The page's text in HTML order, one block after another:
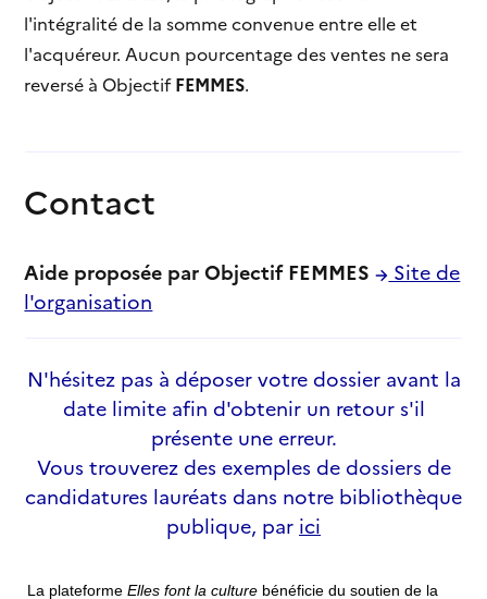
l'intégralité de la somme convenue entre elle et
l'acquéreur. Aucun pourcentage des ventes ne sera
reversé à ObjectifFEMMES.
Contact
Aide proposée par Objectif FEMMES
Site de
l'organisation
N'hésitez pas à déposer votre dossier avant la
date limite afin d'obtenir un retour s'il
présente une erreur.
Vous trouverez des exemples de dossiers de
candidatures lauréats dans notre bibliothèque
publique, par ici
La plateformeElles font la culture bénéficie du soutien de la